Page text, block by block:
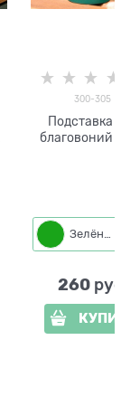
300-305
Подставка
благовоний
Зелёный
260